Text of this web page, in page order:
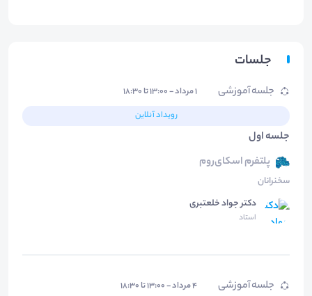
جلسات
جلسه آموزشی
۱ مرداد - ۱۳:۰۰ تا ۱۸:۳۰
رویداد آنلاین
جلسه اول
پلتفرم اسکای‌روم
سخنرانان
دکتر جواد خلعتبری
استاد
جلسه آموزشی
۴ مرداد - ۱۳:۰۰ تا ۱۸:۳۰